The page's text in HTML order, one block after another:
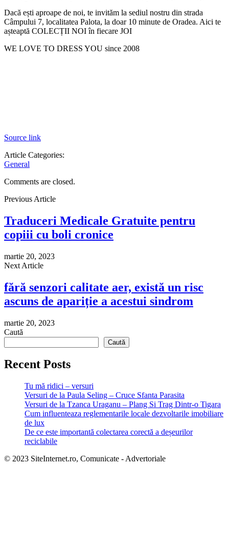
Dacă ești aproape de noi, te invităm la sediul nostru din strada
Câmpului 7, localitatea Palota, la doar 10 minute de Oradea. Aici te
așteaptă COLECȚII NOI în fiecare JOI
WE LOVE TO DRESS YOU since 2008
Source link
Article Categories:
General
Comments are closed.
Previous Article
Traduceri Medicale Gratuite pentru
copiii cu boli cronice
martie 20, 2023
Next Article
fără senzori calitate aer, există un risc
ascuns de apariție a acestui sindrom
martie 20, 2023
Caută
Caută
Recent Posts
Tu mă ridici – versuri
Versuri de la Paula Seling – Cruce Sfanta Parasita
Versuri de la Tzanca Uraganu – Plang Si Trag Dintr-o Tigara
Cum influenteaza reglementarile locale dezvoltarile imobiliare
de lux
De ce este importantă colectarea corectă a deșeurilor
reciclabile
© 2023 SiteInternet.ro, Comunicate - Advertoriale